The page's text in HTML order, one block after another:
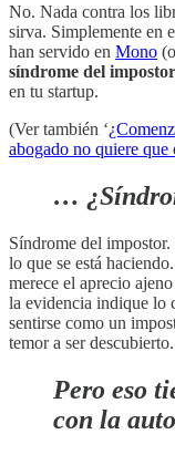
No. Nada contra los
sirva. Simplemente en
han servido en Mono
síndrome del impostor
en tu startup.
(Ver también ‘
abogado no quiere que
…
Síndrome del impostor.
lo que se está
merece el aprecio
la evidencia indique lo
sentirse como un
temor a ser descubierto.
Pero eso
con la